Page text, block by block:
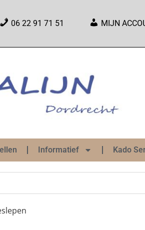
06 22 91 71 51 MIJN
Informatief Kado